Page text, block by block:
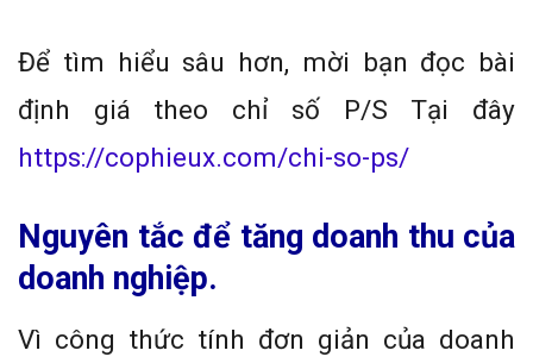
Để tìm hiểu sâu hơn, mời bạn đọc bài
định giá theo chỉ số P/S Tại đây
https://cophieux.com/chi-so-ps/
Nguyên tắc để tăng doanh thu của
doanh nghiệp.
Vì công thức tính đơn giản của doanh